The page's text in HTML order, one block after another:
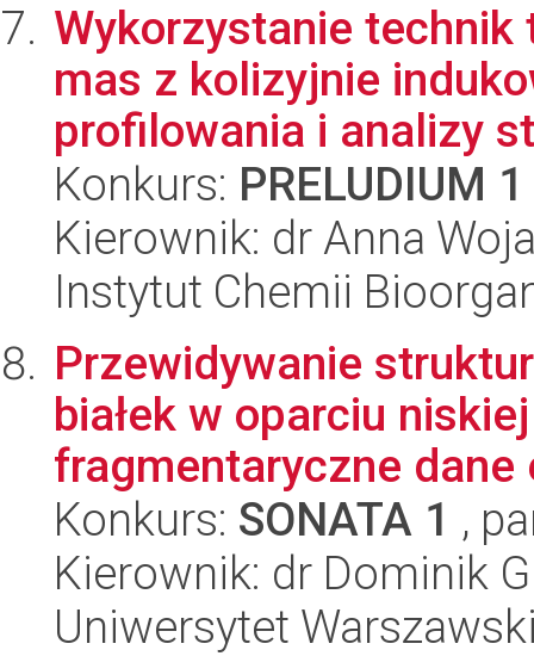
Wykorzystanie
mas z kolizyjnie
profilowania i analizy
Konkurs: PRELUDIUM 1
Kierownik: dr Anna
Instytut Chemii
Przewidywanie
białek w oparciu
fragmentaryczne dane
Konkurs: SONATA 1 ,
Kierownik: dr Dominik
Uniwersytet